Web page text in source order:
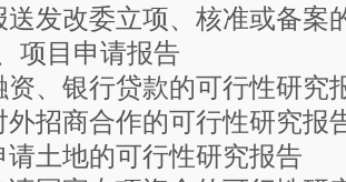
发改委立项、核准或备案
项目申请报告
、银行贷款的可行性研究
招商合作的可行性研究报
土地的可行性研究报告